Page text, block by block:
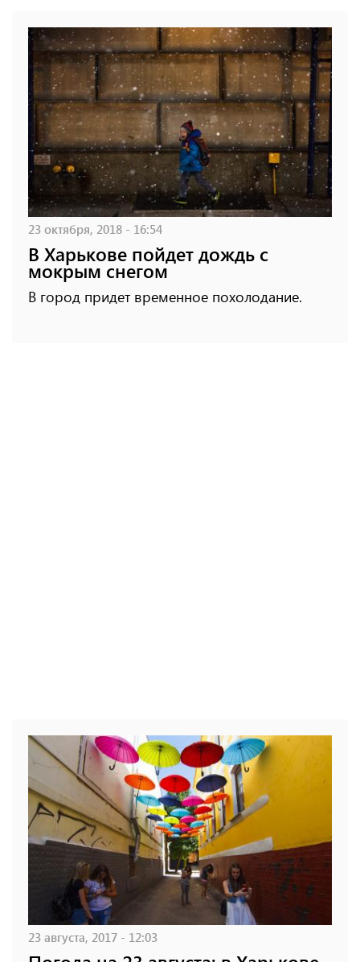
23 октября, 2018 - 16:54
В Харькове пойдет дождь с
мокрым снегом
В город придет временное похолодание.
23 августа, 2017 - 12:03